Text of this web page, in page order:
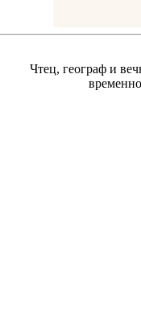
Чтец, географ и